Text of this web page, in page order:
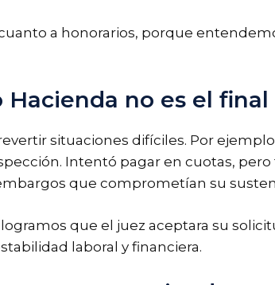
a honorarios, porque
no es el final
situaciones difíciles. Por
Intentó pagar en cuotas,
que comprometían su
que el juez aceptara su
laboral y financiera.